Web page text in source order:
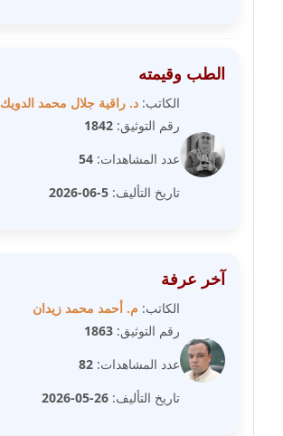
مدونة غادة سيد
عاملة
عاملة
مدونة فاطمة الزهراء بناني
موقوف
مدونة فاطمة حجازي
عاملة
الطب وقيمته
الكاتب: د. راقية جلال محمد الدويك
رقم التوثيق: 1842
عدد المشاهدات: 54
تاريخ التأليف: 5-06-2026
آخر عرفة
الكاتب: م. أحمد محمد زيدان
رقم التوثيق: 1863
عدد المشاهدات: 82
تاريخ التأليف: 26-05-2026